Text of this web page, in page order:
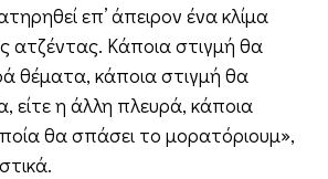
επ’ άπειρον ένα κλίμα
ατζέντας. Κάποια στιγμή θα
θέματα, κάποια στιγμή θα
είτε η άλλη πλευρά, κάποια
θα σπάσει το μορατόριουμ»,